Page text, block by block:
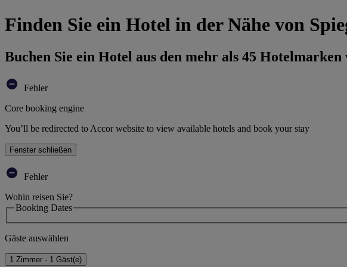
Finden Sie ein Hotel in der Nähe von
Buchen Sie ein Hotel aus den mehr als 45 Hotelmarken
Fehler
Core booking engine
You’ll be redirected to Accor website to view available hotels and book your stay
Fenster schließen
Fehler
Wohin reisen Sie?
Booking Dates
Gäste auswählen
1 Zimmer - 1 Gäst(e)